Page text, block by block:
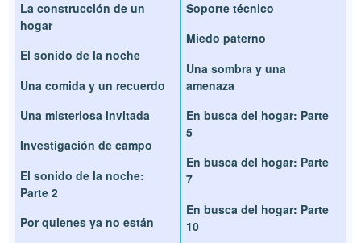
La construcción de un
hogar
El sonido de la noche
Una comida y un recuerdo
Una misteriosa invitada
Investigación de campo
El sonido de la noche:
Parte 2
Por quienes ya no están
Soporte técnico
Miedo paterno
Una sombra y una
amenaza
En busca del hogar: Parte
5
En busca del hogar: Parte
7
En busca del hogar: Parte
10